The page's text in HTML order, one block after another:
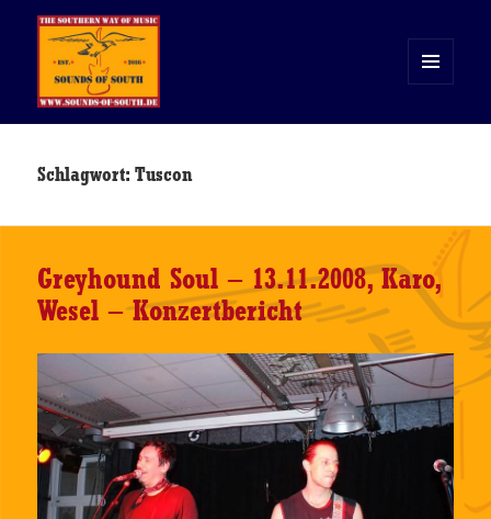
WIDGETS
Schlagwort:Tuscon
Greyhound Soul – 13.11.2008, Karo,
Wesel – Konzertbericht